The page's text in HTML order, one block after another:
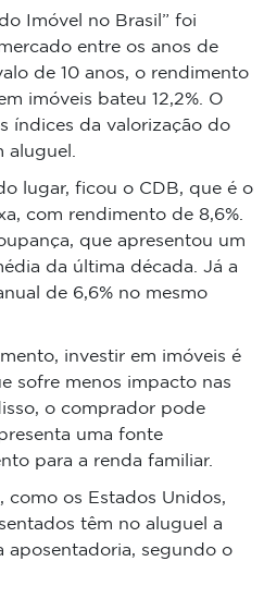
Imóvel no Brasil” foi
entre os anos de
de 10 anos, o rendimento
imóveis bateu 12,2%. O
índices da valorização do
aluguel.
lugar, ficou o CDB, que é o
com rendimento de 8,6%.
que apresentou um
da última década. Já a
de 6,6% no mesmo
investir em imóveis é
sofre menos impacto nas
o comprador pode
uma fonte
para a renda familiar.
como os Estados Unidos,
têm no aluguel a
aposentadoria, segundo o